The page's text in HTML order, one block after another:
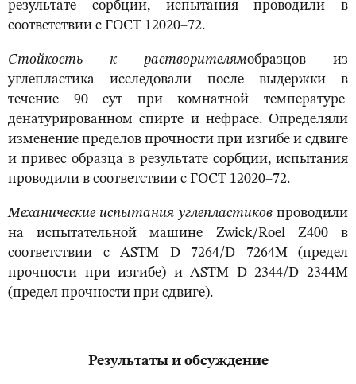
результате сорбции, испытания проводили в
соответствии с ГОСТ 12020–72.
Стойкость к растворителямобразцов из
углепластика исследовали после выдержки в
течение 90 сут при комнатной температуре
денатурированном спирте и нефрасе. Определяли
изменение пределов прочности при изгибе и сдвиге
и привес образца в результате сорбции, испытания
проводили в соответствии с ГОСТ 12020–72.
Механические испытания углепластиковпроводили
на испытательной машине Zwick/Roel Z400 в
соответствии с ASTM D 7264/D 7264M (предел
прочности при изгибе) и ASTM D 2344/D 2344M
(предел прочности при сдвиге).
Результаты и обсуждение